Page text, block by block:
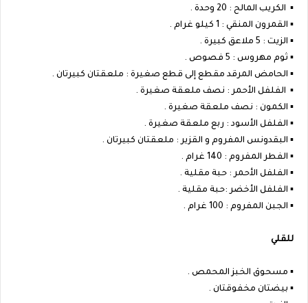
▪︎ الكريب المالح : 20 وحدة .
▪︎ القمرون المنقي : 1 كيلو غرام .
▪︎ الزيت : 5 ملاعق كبيرة .
▪︎ ثوم مهروس : 5 فصوص .
▪︎ الحامض المرقد مقطع إلى قطع صغيرة : ملعقتان كبيرتان .
▪︎ الفلفل الأحمر : نصف ملعقة صغيرة .
▪︎ الكمون : نصف ملعقة صغيرة .
▪︎ الفلفل الأسود : ربع ملعقة صغيرة .
▪︎ البقدونس المفروم و القزير : ملعقتان كبيرتان .
▪︎ الفطر المفروم : 140 غرام .
▪︎ الفلفل الأحمر : حبة مقلية .
▪︎ الفلفل الأخضر :حبة مقلية .
▪︎ الجبن المفروم : 100 غرام .
للقلي
▪︎ مسحوق الخبز المحمص .
▪︎ بيضتان مخفوقتان .